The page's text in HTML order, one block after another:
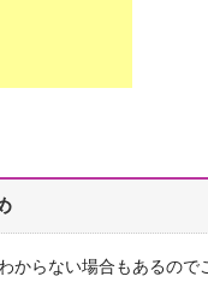
からない場合もあるので